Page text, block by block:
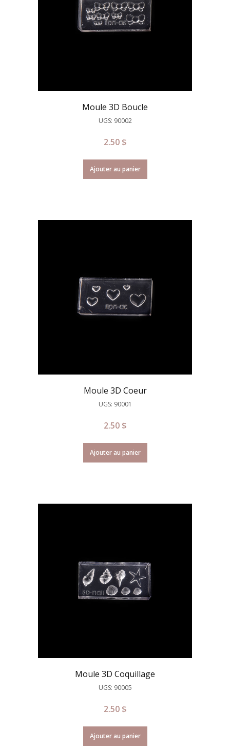
Moule 3D Boucle
UGS: 90002
2.50 $
Ajouter au panier
Moule 3D Coeur
UGS: 90001
2.50 $
Ajouter au panier
Moule 3D Coquillage
UGS: 90005
2.50 $
Ajouter au panier